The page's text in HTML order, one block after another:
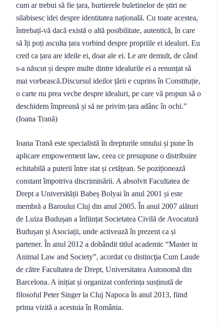
cum ar trebui să fie țara, burtierele buletinelor de știri ne
silabisesc idei despre identitatea națională. Cu toate acestea,
întrebați-vă dacă există o altă posibilitate, autentică, în care
să îți poți asculta țara vorbind despre propriile ei idealuri. Eu
cred ca țara are ideile ei, doar ale ei. Le are demult, de când
s-a născut și despre multe dintre idealurile ei a renunțat să
mai vorbească.Discursul ideilor țării e cuprins în Constituție,
o carte nu prea veche despre idealuri, pe care vă propun să o
deschidem împreună și să ne privim țara adânc în ochi.”
(Ioana Trană)
Ioana Trană este specialistă în drepturile omului și pune în
aplicare empowerment law, ceea ce presupune o distribuire
echitabilă a puterii între stat și cetățean. Se poziționează
constant împotriva discriminării. A absolvit Facultatea de
Drept a Universității Babeș Bolyai în anul 2001 și este
membră a Baroului Cluj din anul 2005. În anul 2007 alături
de Luiza Budușan a înființat Societatea Civilă de Avocatură
Budușan și Asociații, unde activează în prezent ca și
partener. În anul 2012 a dobândit titlul academic “Master in
Animal Law and Society”, acordat cu distincţia Cum Laude
de către Facultatea de Drept, Universitatea Autonomă din
Barcelona. A inițiat și organizat conferința susținută de
filosoful Peter Singer la Cluj Napoca în anul 2013, fiind
prima vizită a acestuia în România.